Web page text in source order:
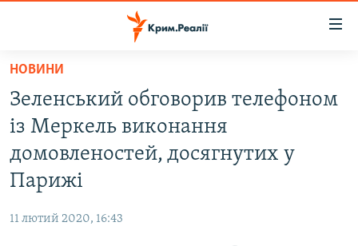
Перейти
основного
матеріалу
до
основної
Перейти
ВІДЕО ТА ФОТО
ПОЛІТИКА
НОВИНИ
Зеленський обговорив телефоном
із Меркель виконання
домовленостей, досягнутих у
Парижі
11 лютий 2020, 16:43